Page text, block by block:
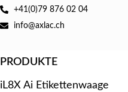
+41(0)79 876 02 04
info@axlac.ch
PRODUKTE
iL8X Ai Etikettenwaage